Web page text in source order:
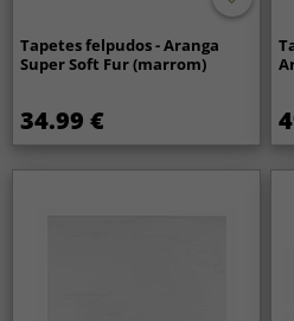
Tapetes felpudos - Aranga
Super Soft Fur (marrom)
34.99 €